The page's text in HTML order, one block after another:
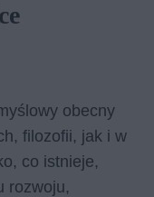
obecny
filozofii, jak i w
co istnieje,
rozwoju,